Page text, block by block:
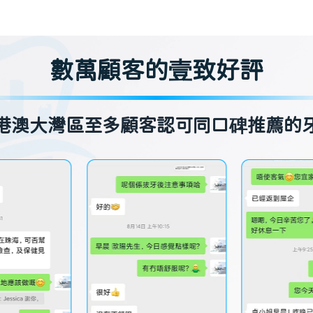
數萬顧客的壹致好評
澳大灣區至多顧客認可同口碑推薦的